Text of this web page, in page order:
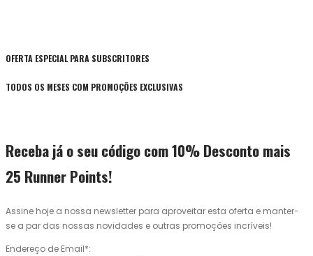
OFERTA ESPECIAL PARA SUBSCRITORES
TODOS OS MESES COM PROMOÇÕES EXCLUSIVAS
Receba já o seu código com 10% Desconto mais
25 Runner Points!
Assine hoje a nossa newsletter para aproveitar esta oferta e manter-
se a par das nossas novidades e outras promoções incríveis!
Endereço de Email*: